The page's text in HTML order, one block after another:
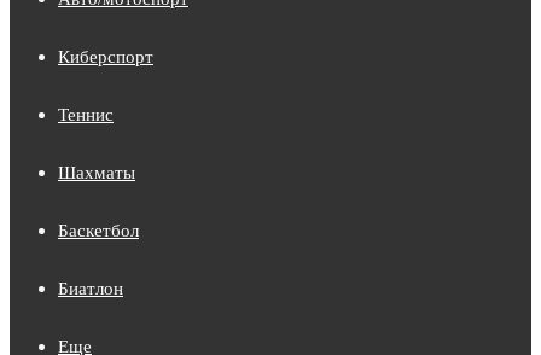
Киберспорт
Теннис
Шахматы
Баскетбол
Биатлон
Еще